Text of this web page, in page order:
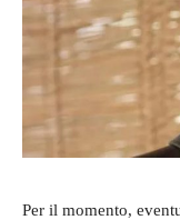
Per il momento,